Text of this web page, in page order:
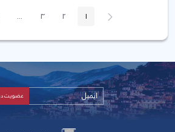
پیغام
قبلی صفحه1 صفحه2 صفحه3
...